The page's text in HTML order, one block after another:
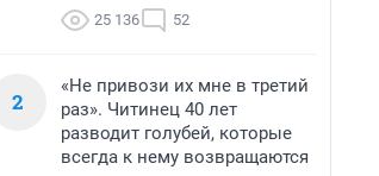
25 136 52
2
«Не привози их мне в третий
раз». Читинец 40 лет
разводит голубей, которые
всегда к нему возвращаются